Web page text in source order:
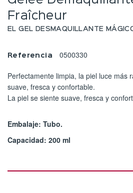
Fraîcheur
EL GEL DESMAQUILLANTE
Referencia 0500330
Perfectamente limpia, la piel luce más
suave, fresca y confortable.
La piel se siente suave, fresca y
Embalaje: Tubo.
Capacidad: 200 ml